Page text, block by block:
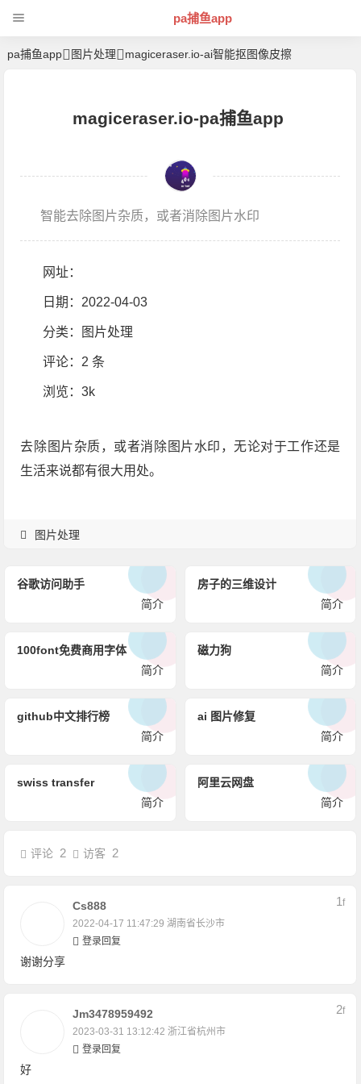
pa捕鱼app
pa捕鱼app 图片处理 magiceraser.io-ai智能抠图像皮擦
magiceraser.io-pa捕鱼app
智能去除图片杂质，或者消除图片水印
网址：
日期：2022-04-03
分类： 图片处理
评论： 2 条
浏览 ：3k
去除图片杂质，或者消除图片水印，无论对于工作还是
生活来说都有很大用处。
图片处理
谷歌访问助手
简介
房子的三维设计
简介
100font免费商用字体
简介
磁力狗
简介
github中文排行榜
简介
ai 图片修复
简介
swiss transfer
简介
阿里云网盘
简介
评论 2 访客 2
Cs888
2022-04-17 11:47:29 湖南省长沙市
1F
登录回复
谢谢分享
Jm3478959492
2023-03-31 13:12:42 浙江省杭州市
2F
登录回复
好